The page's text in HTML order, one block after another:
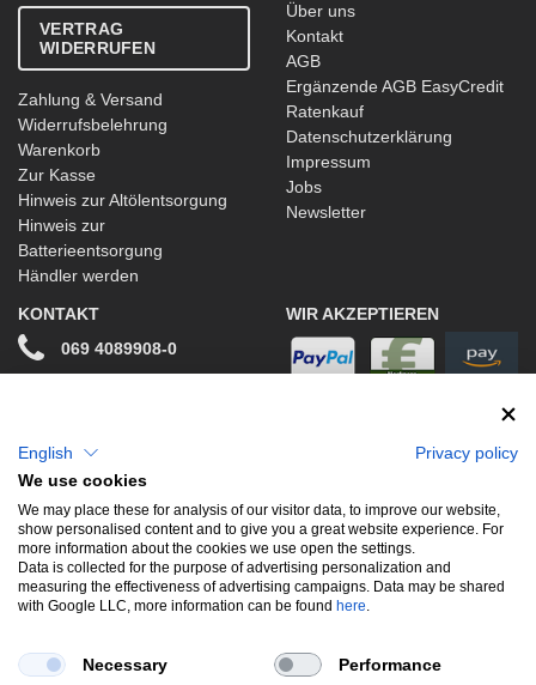
VERTRAG
WIDERRUFEN
Zahlung & Versand
Widerrufsbelehrung
Warenkorb
Zur Kasse
Hinweis zur Altölentsorgung
Hinweis zur
Batterieentsorgung
Händler werden
Über uns
Kontakt
AGB
Ergänzende AGB EasyCredit
Ratenkauf
Datenschutzerklärung
Impressum
Jobs
Newsletter
KONTAKT
069 4089908-0
Facebook
Instagram
WIR AKZEPTIEREN
UNSERE BELIEBTESTEN PRODUKTE
English
Privacy policy
We use cookies
We may place these for analysis of our visitor data, to improve our website,
show personalised content and to give you a great website experience. For
more information about the cookies we use open the settings.
Data is collected for the purpose of advertising personalization and
measuring the effectiveness of advertising campaigns. Data may be shared
with Google LLC, more information can be found here.
Necessary Performance